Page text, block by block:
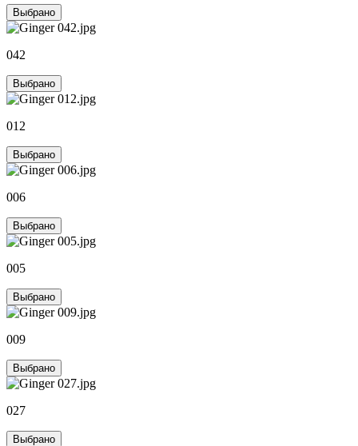
Выбрано
042
Выбрано
012
Выбрано
006
Выбрано
005
Выбрано
009
Выбрано
027
Выбрано